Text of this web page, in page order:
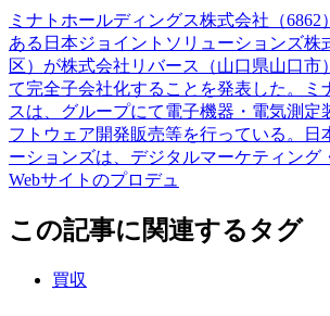
ミナトホールディングス株式会社（
ある日本ジョイントソリューションズ株
区）が株式会社リバース（山口県山口市
て完全子会社化することを発表した。ミ
スは、グループにて電子機器・電気測定
フトウェア開発販売等を行っている。日
ーションズは、デジタルマーケティング
Webサイトのプロデュ
この記事に関連するタグ
買収